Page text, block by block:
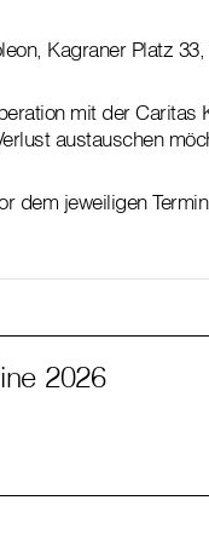
Kagraner Platz
mit der Caritas
austauschen
dem jeweiligen
2026